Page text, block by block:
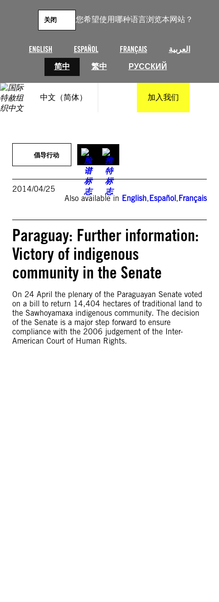
您希望使用哪种语言浏览本网站？
ENGLISH ESPAÑOL FRANÇAIS
العربية
简中
繁中 РУССКИЙ
关闭
中文（简体） 加入我们
倡导行动
2014/04/25
Also available in English,Español,Français
Paraguay: Further information:
Victory of indigenous
community in the Senate
On 24 April the plenary of the Paraguayan Senate voted
on a bill to return 14,404 hectares of traditional land to
the Sawhoyamaxa indigenous community. The decision
of the Senate is a major step forward to ensure
compliance with the 2006 judgement of the Inter-
American Court of Human Rights.